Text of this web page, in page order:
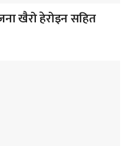
खैरो हेरोइन सहित